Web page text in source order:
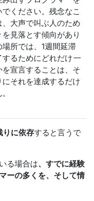
ください。残念なこ
大声で叫ぶ人のため
見落とす傾向があり
場所では、1週間延滞
するためにどれだけ一
を宣言することは、そ
にそれを達成するだけ
りに依存すると言うで
る場合は、すでに経験
ーの多くを、そして情